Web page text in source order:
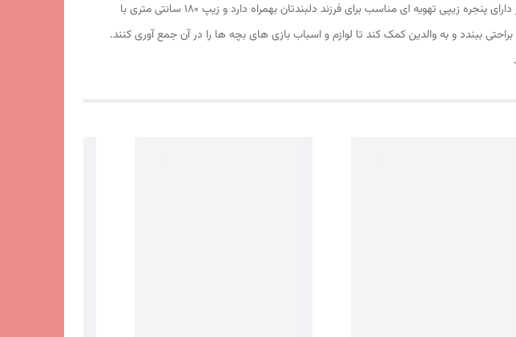
در مسافرت ها، کنار ساحل و ... قابل استفاد است. چادر بچه طرح مرد عنکبوتی با ظاهری زیبا و چشم نواز دارای پنجره زیپی تهویه ای مناسب برای فرزند دلبندتان بهمراه دارد و زیپ 180 سانتی متری با
ببندد و به والدین کمک کند تا لوازم و اسباب بازی های بچه ها را در آن جمع آوری کنند.